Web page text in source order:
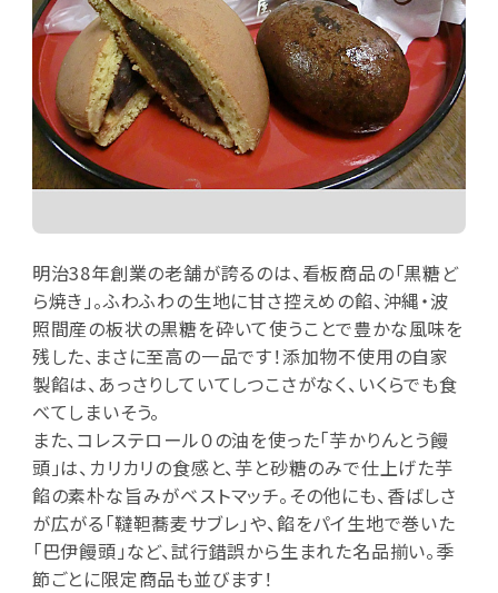
明治38年創業の老舗が誇るのは、看板商品の「黒糖ど
ら焼き」。ふわふわの生地に甘さ控えめの餡、沖縄・波
照間産の板状の黒糖を砕いて使うことで豊かな風味を
残した、まさに至高の一品です！添加物不使用の自家
製餡は、あっさりしていてしつこさがなく、いくらでも食
べてしまいそう。
また、コレステロール０の油を使った「芋かりんとう饅
頭」は、カリカリの食感と、芋と砂糖のみで仕上げた芋
餡の素朴な旨みがベストマッチ。その他にも、香ばしさ
が広がる「韃靼蕎麦サブレ」や、餡をパイ生地で巻いた
「巴伊饅頭」など、試行錯誤から生まれた名品揃い。季
節ごとに限定商品も並びます！